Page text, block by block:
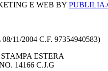
E WEB BY
11/2004 C.F. 97354940583)
ESTERA
14166 C.J.G